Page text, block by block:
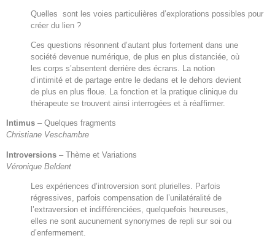
Quelles sont les voies particulières d’explorations possibles pour
créer du lien ?
Ces questions résonnent d’autant plus fortement dans une
société devenue numérique, de plus en plus distanciée, où
les corps s’absentent derrière des écrans. La notion
d’intimité et de partage entre le dedans et le dehors devient
de plus en plus floue. La fonction et la pratique clinique du
thérapeute se trouvent ainsi interrogées et à réaffirmer.
Intimus – Quelques fragments
Christiane Veschambre
Introversions – Thème et Variations
Véronique Beldent
Les expériences d’introversion sont plurielles. Parfois
régressives, parfois compensation de l’unilatéralité de
l’extraversion et indifférenciées, quelquefois heureuses,
elles ne sont aucunement synonymes de repli sur soi ou
d’enfermement.